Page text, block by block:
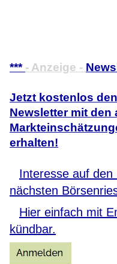
*** - Anzeige -
Jetzt kostenlos
Newsletter mit den
erhalten!
Interesse auf
nächsten
Hier einfach mit
kündbar.